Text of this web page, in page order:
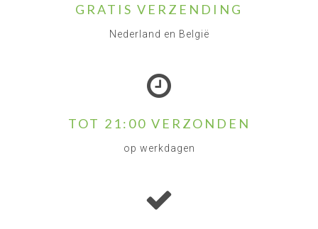
GRATIS VERZENDING
Nederland en België
TOT 21:00 VERZONDEN
op werkdagen